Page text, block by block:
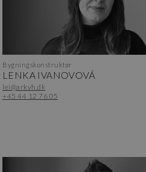
Bygningskonstruktør
LENKA IVANOVOVÁ
lei@arkvh.dk
+45 44 12 76 05